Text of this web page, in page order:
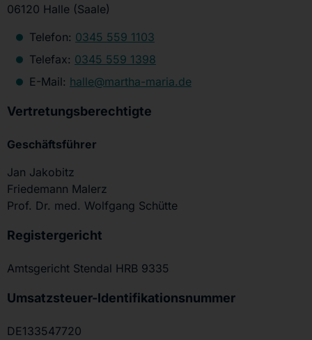
06120 Halle (Saale)
Telefon: 0345 559 1103
Telefax: 0345 559 1398
E-Mail: halle@martha-maria.de
Vertretungsberechtigte
Geschäftsführer
Jan Jakobitz
Friedemann Malerz
Prof. Dr. med. Wolfgang Schütte
Registergericht
Amtsgericht Stendal HRB 9335
Umsatzsteuer-Identifikationsnummer
DE133547720